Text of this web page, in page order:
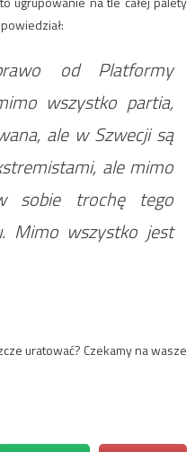
od Platformy
wszystko partia,
ale w Szwecji są
ale mimo
sobie trochę tego
Mimo wszystko jest
uratować? Czekamy na wasze